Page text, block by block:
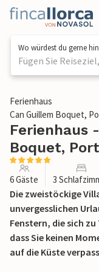
Wo würdest du gerne
Fügen Sie
1 / 52
Ferienhaus
Can Guillem Boquet,
Ferienhaus
Boquet,
6 Gäste 3
Die zweistöckige
unvergesslichen
Fenstern, die sich
dass Sie keinen
auf die Küste